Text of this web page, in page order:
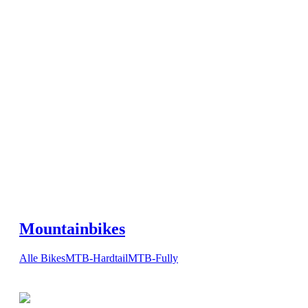
Mountainbikes
Alle BikesMTB-HardtailMTB-Fully